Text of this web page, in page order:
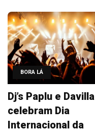
BORA LÁ
Dj’s Paplu e Davilla
celebram Dia
Internacional da